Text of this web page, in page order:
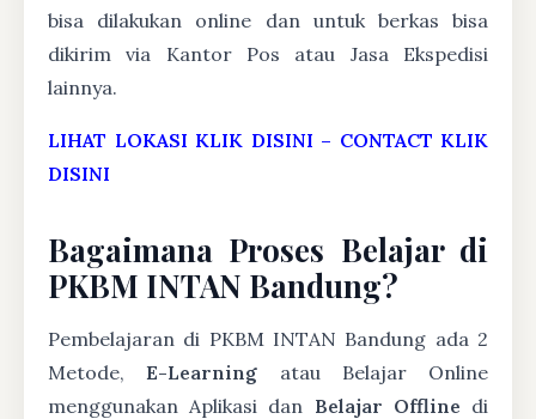
bisa dilakukan online dan untuk berkas bisa
dikirim via Kantor Pos atau Jasa Ekspedisi
lainnya.
LIHAT LOKASI KLIK DISINI – CONTACT KLIK
DISINI
Bagaimana Proses Belajar di
PKBM INTAN Bandung?
Pembelajaran di PKBM INTAN Bandung ada 2
Metode,E-Learning atau Belajar Online
menggunakan Aplikasi dan Belajar Offline di